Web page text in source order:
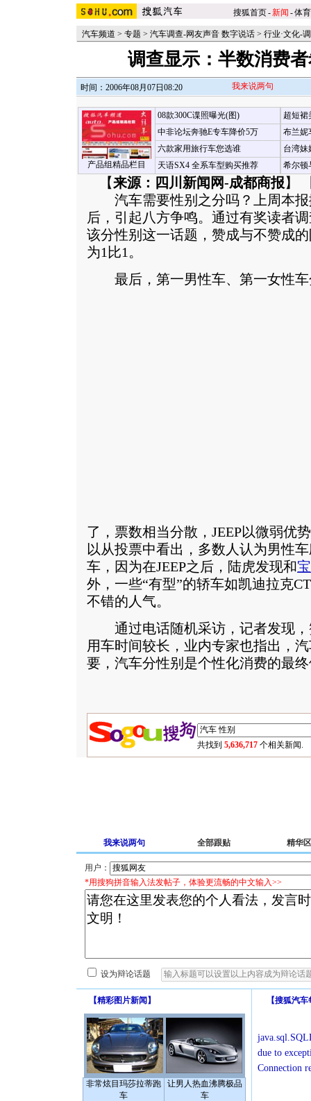
搜狐首页-新闻 -体育
汽车频道 > 专题 > 汽车调查-网友声音 数字说话 > 行业·文化-
调查显示：半数消费
时间：2006年08月07日08:20 我来说两句
产品组精品栏目
08款300C谍照曝光(图)
中非论坛奔驰E专车降价5万
六款家用旅行车您选谁
天语SX4 全系车型购买推荐
超短裙
布兰妮
台湾妹
希尔顿
【来源：四川新闻网-成都商报 】
汽车需要性别之分吗？上周本报
后，引起八方争鸣。通过有奖读者
该分性别这一话题，赞成与不赞成
为1比1。
最后，第一男性车、第一女性车
了，票数相当分散，JEEP以微弱优
以从投票中看出，多数人认为男性
车，因为在JEEP之后，陆虎发现和
外，一些“有型”的轿车如凯迪拉克
不错的人气。
通过电话随机采访，记者发现，
用车时间较长，业内专家也指出，
要，汽车分性别是个性化消费的最
共找到 5,636,717 个相关新闻.
我来说两句 全部跟贴 精华区
用户：
*用搜狗拼音输入法发帖子，体验更流畅的中文输入>>
设为辩论话题
【精彩图片新闻 】
非常炫目玛莎拉蒂跑
车
让男人热血沸腾极品
车
【搜狐汽车
due to
Connection